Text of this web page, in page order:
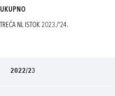
UKUPNO
TREĆA NL ISTOK 2023./'24.
2022/23